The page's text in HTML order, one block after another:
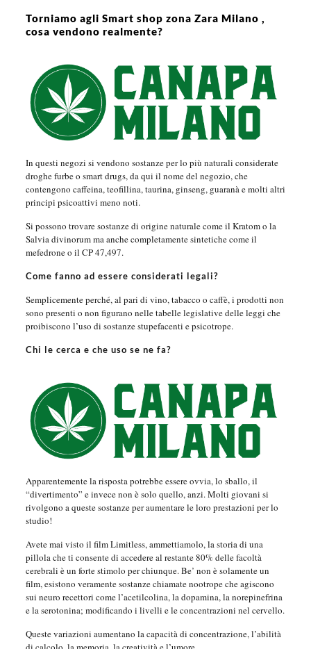
Torniamo agli Smart shop zona Zara Milano ,
cosa vendono realmente?
In questi negozi si vendono sostanze per lo più naturali considerate
droghe furbe o smart drugs, da qui il nome del negozio, che
contengono caffeina, teofillina, taurina, ginseng, guaranà e molti altri
principi psicoattivi meno noti.
Si possono trovare sostanze di origine naturale come il Kratom o la
Salvia divinorum ma anche completamente sintetiche come il
mefedrone o il CP 47,497.
Come fanno ad essere considerati legali?
Semplicemente perché, al pari di vino, tabacco o caffè, i prodotti non
sono presenti o non figurano nelle tabelle legislative delle leggi che
proibiscono l’uso di sostanze stupefacenti e psicotrope.
Chi le cerca e che uso se ne fa?
Apparentemente la risposta potrebbe essere ovvia, lo sballo, il
“divertimento” e invece non è solo quello, anzi. Molti giovani si
rivolgono a queste sostanze per aumentare le loro prestazioni per lo
studio!
Avete mai visto il film Limitless, ammettiamolo, la storia di una
pillola che ti consente di accedere al restante 80% delle facoltà
cerebrali è un forte stimolo per chiunque. Be’ non è solamente un
film, esistono veramente sostanze chiamate nootrope che agiscono
sui neuro recettori come l’acetilcolina, la dopamina, la norepinefrina
e la serotonina; modificando i livelli e le concentrazioni nel cervello.
Queste variazioni aumentano la capacità di concentrazione, l’abilità